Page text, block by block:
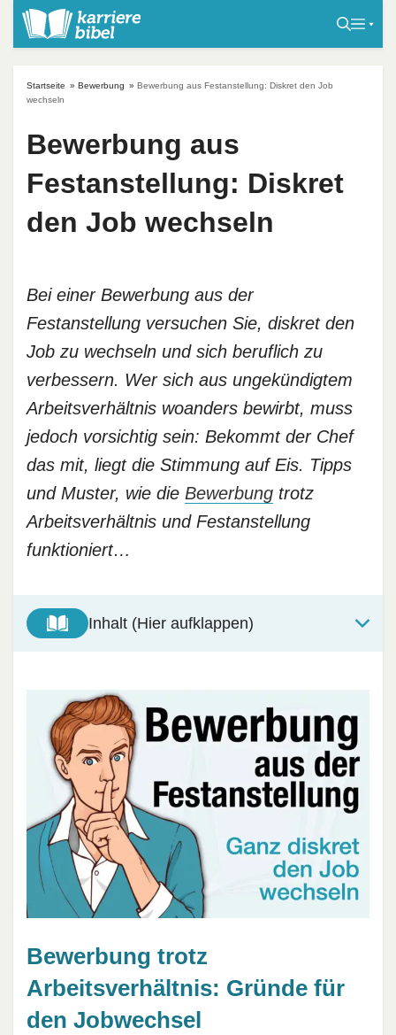
Startseite » Bewerbung » Bewerbung aus Festanstellung: Diskret den Job
wechseln
Bewerbung aus
Festanstellung: Diskret
den Job wechseln
Bei einer Bewerbung aus der
Festanstellung versuchen Sie, diskret den
Job zu wechseln und sich beruflich zu
verbessern. Wer sich aus ungekündigtem
Arbeitsverhältnis woanders bewirbt, muss
jedoch vorsichtig sein: Bekommt der Chef
das mit, liegt die Stimmung auf Eis. Tipps
und Muster, wie die Bewerbung trotz
Arbeitsverhältnis und Festanstellung
funktioniert…
Inhalt (Hier aufklappen)
Bewerbung trotz
Arbeitsverhältnis: Gründe für
den Jobwechsel